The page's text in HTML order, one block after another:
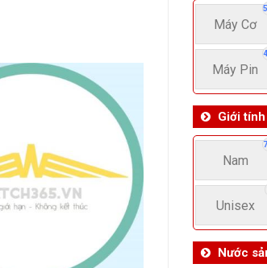
Máy Cơ
Máy Pin
Giới tính
Nam
Unisex
Nước